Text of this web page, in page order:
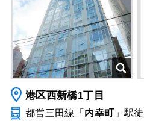
港区西新橋1丁目
都営三田線「 内幸町 」駅